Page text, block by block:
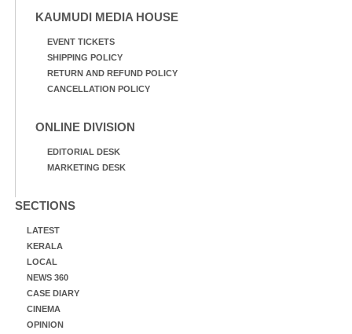
KAUMUDI MEDIA HOUSE
EVENT TICKETS
SHIPPING POLICY
RETURN AND REFUND POLICY
CANCELLATION POLICY
ONLINE DIVISION
EDITORIAL DESK
MARKETING DESK
SECTIONS
LATEST
KERALA
LOCAL
NEWS 360
CASE DIARY
CINEMA
OPINION